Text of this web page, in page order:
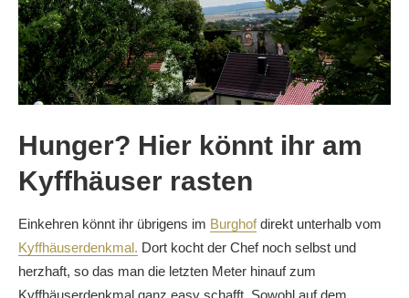
Hunger? Hier könnt ihr am
Kyffhäuser rasten
Einkehren könnt ihr übrigens im Burghofdirekt unterhalb vom
Kyffhäuserdenkmal. Dort kocht der Chef noch selbst und
herzhaft, so das man die letzten Meter hinauf zum
Kyffhäuserdenkmal ganz easy schafft. Sowohl auf dem